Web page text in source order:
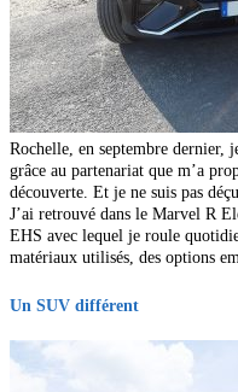
Rochelle, en septembre dernier,
grâce au partenariat que m’a
découverte. Et je ne suis pas
J’ai retrouvé dans le Marvel R
EHS avec lequel je roule
matériaux utilisés, des options
Un SUV différent